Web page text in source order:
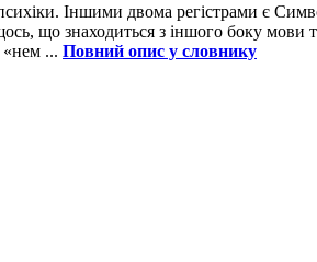
Іншими двома регістрами є
що знаходиться з іншого боку мови
«нем ... Повний опис у словнику